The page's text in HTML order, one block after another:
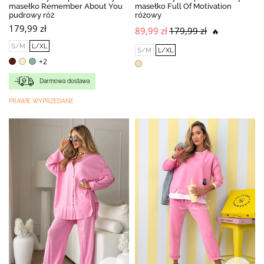
masełko Remember About You
pudrowy róż
179,99 zł
S/M L/XL
+2
Darmowa dostawa
PRAWIE WYPRZEDANE
masełko Full Of Motivation
różowy
89,99 zł179,99 zł 🔥
S/M L/XL